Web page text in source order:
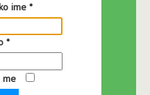
ime *
*
me